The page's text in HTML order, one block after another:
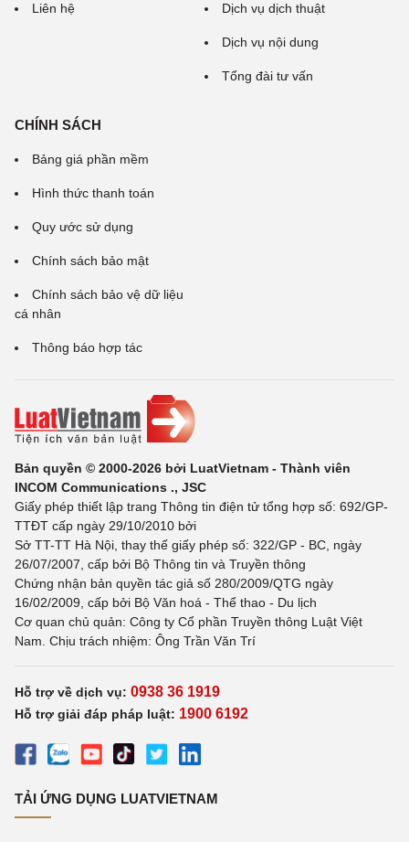
Liên hệ Dịch vụ dịch thuật
Dịch vụ nội dung
Tổng đài tư vấn
CHÍNH SÁCH
Bảng giá phần mềm
Hình thức thanh toán
Quy ước sử dụng
Chính sách bảo mật
Chính sách bảo vệ dữ liệu
cá nhân
Thông báo hợp tác
Bản quyền © 2000-2026 bởi LuatVietnam - Thành viên
INCOM Communications ., JSC
Giấy phép thiết lập trang Thông tin điện tử tổng hợp số: 692/GP-
TTĐT cấp ngày 29/10/2010 bởi
Sở TT-TT Hà Nội, thay thế giấy phép số: 322/GP - BC, ngày
26/07/2007, cấp bởi Bộ Thông tin và Truyền thông
Chứng nhận bản quyền tác giả số 280/2009/QTG ngày
16/02/2009, cấp bởi Bộ Văn hoá - Thể thao - Du lịch
Cơ quan chủ quản: Công ty Cổ phần Truyền thông Luật Việt
Nam. Chịu trách nhiệm: Ông Trần Văn Trí
Hỗ trợ về dịch vụ: 0938 36 1919
Hỗ trợ giải đáp pháp luật: 1900 6192
TẢI ỨNG DỤNG LUATVIETNAM